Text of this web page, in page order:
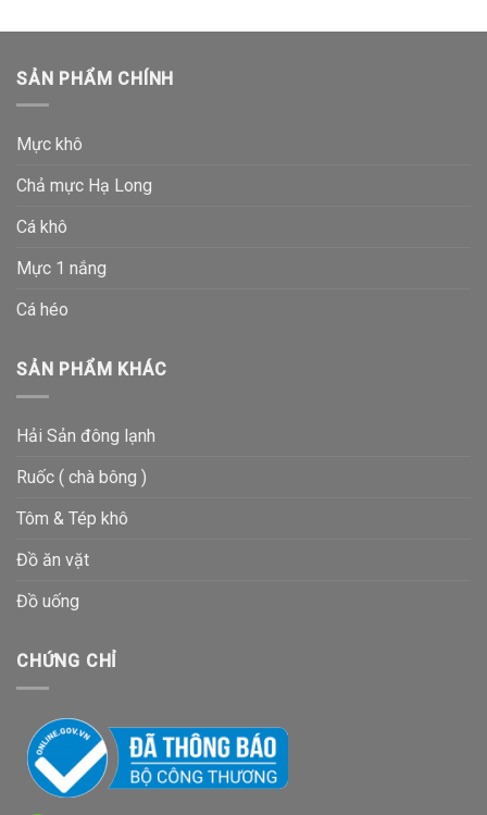
SẢN PHẨM CHÍNH
Mực khô
Chả mực Hạ Long
Cá khô
Mực 1 nắng
Cá héo
SẢN PHẨM KHÁC
Hải Sản đông lạnh
Ruốc ( chà bông )
Tôm & Tép khô
Đồ ăn vặt
Đồ uống
CHỨNG CHỈ